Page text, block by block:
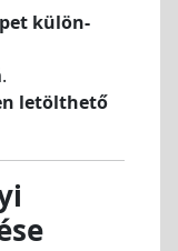
külön-
letölthető